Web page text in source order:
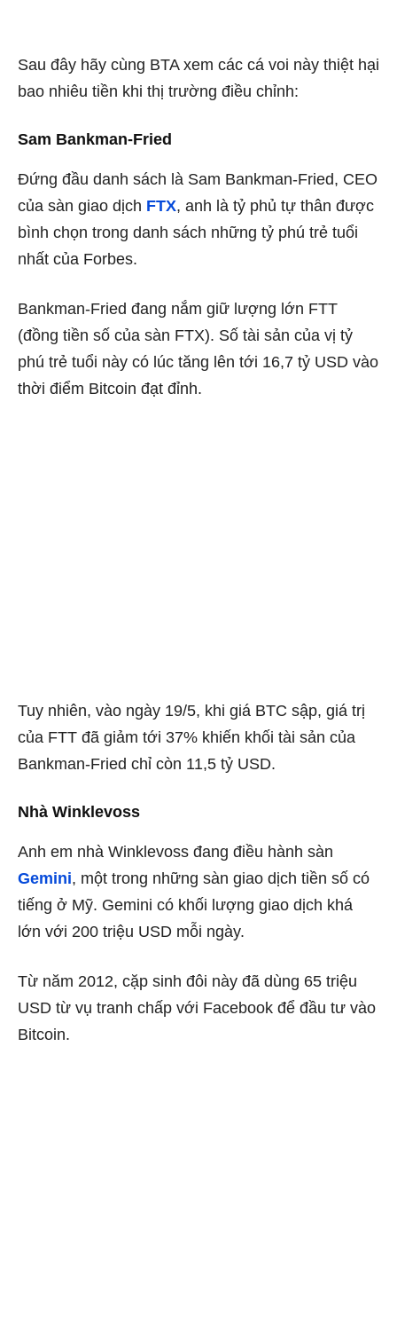
Sau đây hãy cùng BTA xem các cá voi này thiệt hại
bao nhiêu tiền khi thị trường điều chỉnh:
Sam Bankman-Fried
Đứng đầu danh sách là Sam Bankman-Fried, CEO
của sàn giao dịch FTX, anh là tỷ phủ tự thân được
bình chọn trong danh sách những tỷ phú trẻ tuổi
nhất của Forbes.
Bankman-Fried đang nắm giữ lượng lớn FTT
(đồng tiền số của sàn FTX). Số tài sản của vị tỷ
phú trẻ tuổi này có lúc tăng lên tới 16,7 tỷ USD vào
thời điểm Bitcoin đạt đỉnh.
Tuy nhiên, vào ngày 19/5, khi giá BTC sập, giá trị
của FTT đã giảm tới 37% khiến khối tài sản của
Bankman-Fried chỉ còn 11,5 tỷ USD.
Nhà Winklevoss
Anh em nhà Winklevoss đang điều hành sàn
Gemini, một trong những sàn giao dịch tiền số có
tiếng ở Mỹ. Gemini có khối lượng giao dịch khá
lớn với 200 triệu USD mỗi ngày.
Từ năm 2012, cặp sinh đôi này đã dùng 65 triệu
USD từ vụ tranh chấp với Facebook để đầu tư vào
Bitcoin.